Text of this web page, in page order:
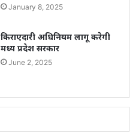
January 8, 2025
किराएदारी अधिनियम लागू करेगी
मध्य प्रदेश सरकार
June 2, 2025